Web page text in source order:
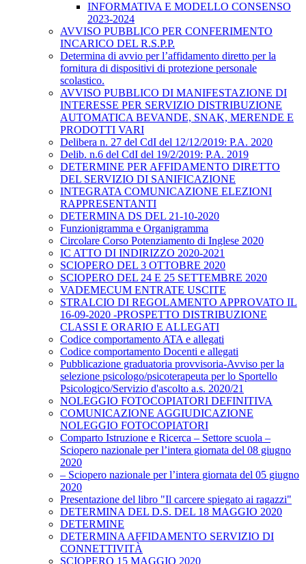
INFORMATIVA E MODELLO CONSENSO
2023-2024
AVVISO PUBBLICO PER CONFERIMENTO
INCARICO DEL R.S.P.P.
Determina di avvio per l’affidamento diretto per la
fornitura di dispositivi di protezione personale
scolastico.
AVVISO PUBBLICO DI MANIFESTAZIONE DI
INTERESSE PER SERVIZIO DISTRIBUZIONE
AUTOMATICA BEVANDE, SNAK, MERENDE E
PRODOTTI VARI
Delibera n. 27 del CdI del 12/12/2019: P.A. 2020
Delib. n.6 del CdI del 19/2/2019: P.A. 2019
DETERMINE PER AFFIDAMENTO DIRETTO
DEL SERVIZIO DI SANIFICAZIONE
INTEGRATA COMUNICAZIONE ELEZIONI
RAPPRESENTANTI
DETERMINA DS DEL 21-10-2020
Funzionigramma e Organigramma
Circolare Corso Potenziamento di Inglese 2020
IC ATTO DI INDIRIZZO 2020-2021
SCIOPERO DEL 3 OTTOBRE 2020
SCIOPERO DEL 24 E 25 SETTEMBRE 2020
VADEMECUM ENTRATE USCITE
STRALCIO DI REGOLAMENTO APPROVATO IL
16-09-2020 -PROSPETTO DISTRIBUZIONE
CLASSI E ORARIO E ALLEGATI
Codice comportamento ATA e allegati
Codice comportamento Docenti e allegati
Pubblicazione graduatoria provvisoria-Avviso per la
selezione psicologo/psicoterapeuta per lo Sportello
Psicologico/Servizio d'ascolto a.s. 2020/21
NOLEGGIO FOTOCOPIATORI DEFINITIVA
COMUNICAZIONE AGGIUDICAZIONE
NOLEGGIO FOTOCOPIATORI
Comparto Istruzione e Ricerca – Settore scuola –
Sciopero nazionale per l’intera giornata del 08 giugno
2020
– Sciopero nazionale per l’intera giornata del 05 giugno
2020
Presentazione del libro "Il carcere spiegato ai ragazzi"
DETERMINA DEL D.S. DEL 18 MAGGIO 2020
DETERMINE
DETERMINA AFFIDAMENTO SERVIZIO DI
CONNETTIVITÀ
SCIOPERO 15 MAGGIO 2020